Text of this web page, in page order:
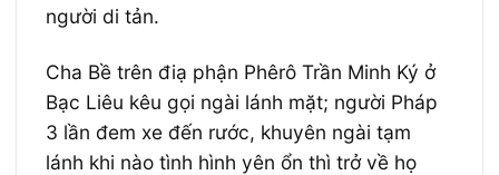
người di tản.
Cha Bề trên điạ phận Phêrô Trần Minh Ký ở
Bạc Liêu kêu gọi ngài lánh mặt; người Pháp
3 lần đem xe đến rước, khuyên ngài tạm
lánh khi nào tình hình yên ổn thì trở về họ